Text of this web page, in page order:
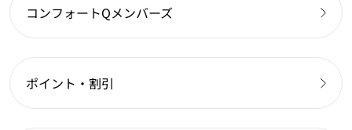
コンフォートQメンバーズ
ポイント・割引